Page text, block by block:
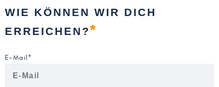
WIE KÖNNEN WIR DICH
ERREICHEN?*
E-Mail*